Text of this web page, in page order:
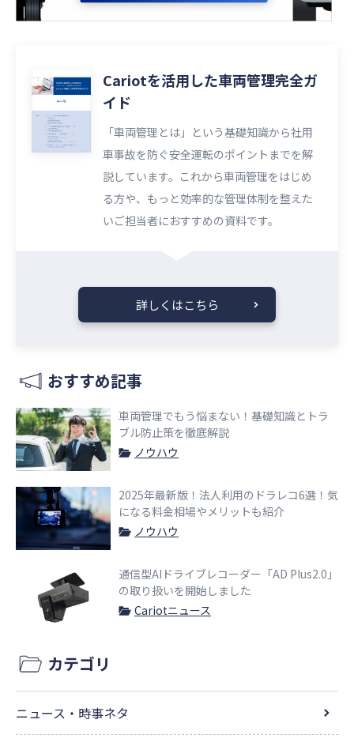
Cariotを活用した車両管理完全ガ
イド
「車両管理とは」という基礎知識から社用
車事故を防ぐ安全運転のポイントまでを解
説しています。これから車両管理をはじめ
る方や、もっと効率的な管理体制を整えた
いご担当者におすすめの資料です。
詳しくはこちら
おすすめ記事
車両管理でもう悩まない！基礎知識とトラ
ブル防止策を徹底解説
ノウハウ
2025年最新版！法人利用のドラレコ6選！気
になる料金相場やメリットも紹介
ノウハウ
通信型AIドライブレコーダー「AD Plus2.0」
の取り扱いを開始しました
Cariotニュース
カテゴリ
ニュース・時事ネタ